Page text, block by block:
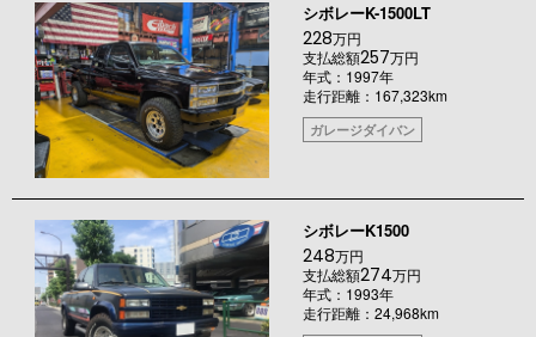
シボレーK-1500LT
228万円
支払総額257万円
年式：1997年
走行距離：167,323km
ガレージダイバン
シボレーK1500
248万円
支払総額274万円
年式：1993年
走行距離：24,968km